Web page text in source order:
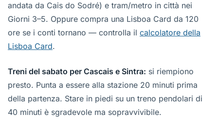
andata da Cais do Sodré) e tram/metro in città nei
Giorni 3–5. Oppure compra una Lisboa Card da 120
ore se i conti tornano — controlla il calcolatore della
Lisboa Card.
Treni del sabato per Cascais e Sintra: si riempiono
presto. Punta a essere alla stazione 20 minuti prima
della partenza. Stare in piedi su un treno pendolari di
40 minuti è sgradevole ma sopravvivibile.